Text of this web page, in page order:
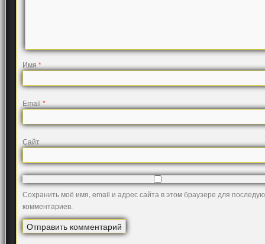
Имя*
Email*
Сайт
Сохранить моё имя, email и адрес сайта в этом браузере для
комментариев.